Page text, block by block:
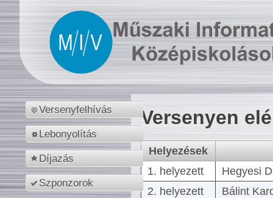
Versenyfelhívás
Lebonyolítás
Díjazás
Szponzorok
Versenyen
Helyezések
1. helyezett
Hegyesi
2. helyezett
Bálint